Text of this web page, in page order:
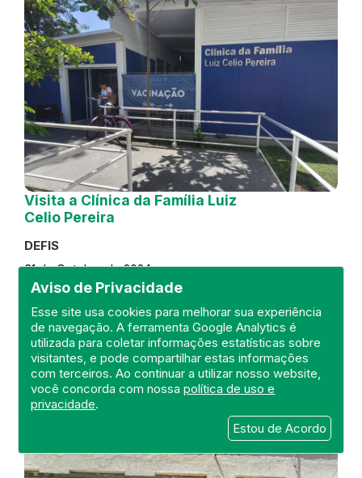
Aviso de Privacidade
Esse site usa cookies para melhorar sua experiência
de navegação. A ferramenta Google Analytics é
utilizada para coletar informações estatísticas sobre
visitantes, e pode compartilhar estas informações
com terceiros. Ao continuar a utilizar nosso website,
você concorda com nossapolítica de uso e
privacidade.
Estou de Acordo
Visita a Clínica da Família Luiz
Celio Pereira
DEFIS
31 de October de 2024
REGIÃO METROPOLITANA
DEFIS
ATO MÉDICO
CLÍNICA DA FAMÍLIA